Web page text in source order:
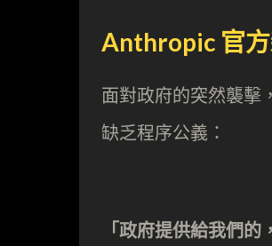
Anthropic 官方
面對政府的突然襲
缺乏程序公義：
「政府提供給我們